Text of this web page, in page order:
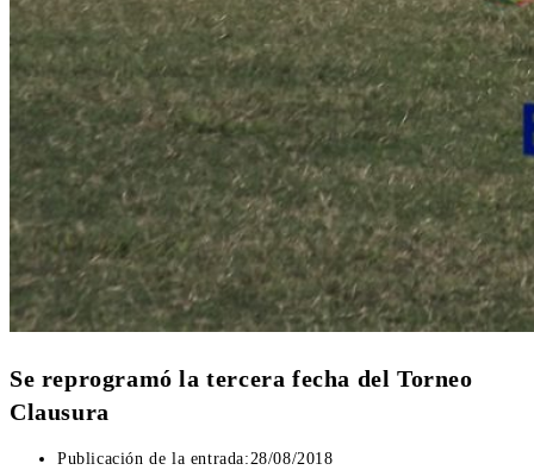
Se reprogramó la tercera fecha del Torneo
Clausura
Publicación de la entrada:28/08/2018